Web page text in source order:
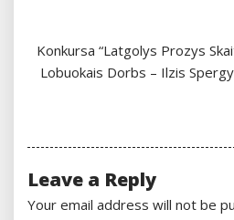
Konkursa “Latgolys Prozys
Lobuokais Dorbs – Ilzis
Leave a Reply
Your email address will not be